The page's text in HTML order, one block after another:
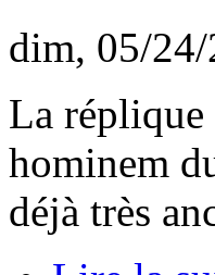
dim, 05/
La réplique
hominem
déjà très